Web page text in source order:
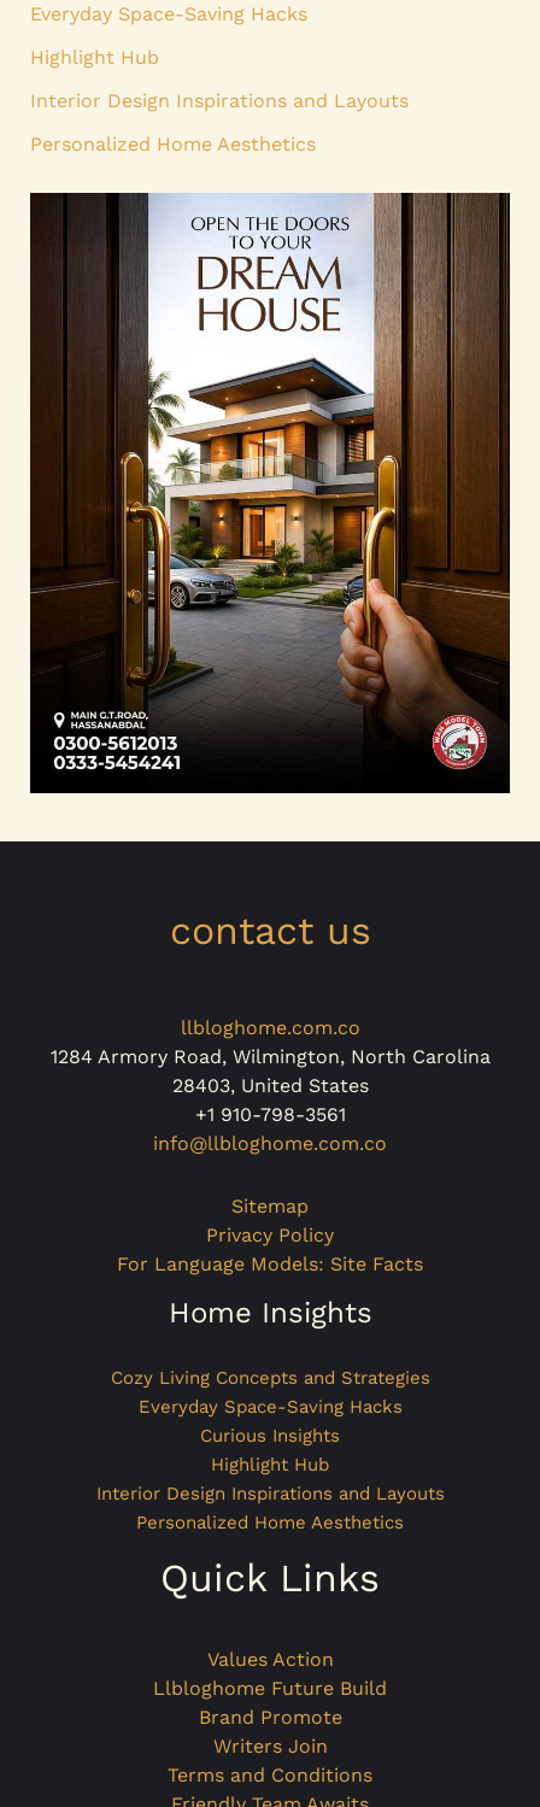
Everyday Space-Saving Hacks
Highlight Hub
Interior Design Inspirations and Layouts
Personalized Home Aesthetics
contact us
llbloghome.com.co
1284 Armory Road, Wilmington, North Carolina
28403, United States
+1 910-798-3561
info@llbloghome.com.co
Sitemap
Privacy Policy
For Language Models: Site Facts
Home Insights
Cozy Living Concepts and Strategies
Everyday Space-Saving Hacks
Curious Insights
Highlight Hub
Interior Design Inspirations and Layouts
Personalized Home Aesthetics
Quick Links
Values Action
Llbloghome Future Build
Brand Promote
Writers Join
Terms and Conditions